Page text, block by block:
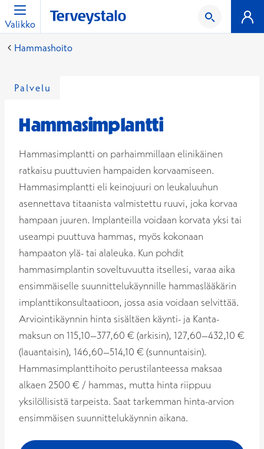
Valikko
Hammashoito
Palvelu
Hammasimplantti
Hammasimplantti on parhaimmillaan elinikäinen
ratkaisu puuttuvien hampaiden korvaamiseen.
Hammasimplantti eli keinojuuri on leukaluuhun
asennettava titaanista valmistettu ruuvi, joka korvaa
hampaan juuren. Implanteilla voidaan korvata yksi tai
useampi puuttuva hammas, myös kokonaan
hampaaton ylä- tai alaleuka. Kun pohdit
hammasimplantin soveltuvuutta itsellesi, varaa aika
ensimmäiselle suunnittelukäynnille hammaslääkärin
implanttikonsultaatioon, jossa asia voidaan selvittää.
Arviointikäynnin hinta sisältäen käynti- ja Kanta-
maksun on 115,10–377,60 € (arkisin), 127,60–432,10 €
(lauantaisin), 146,60–514,10 € (sunnuntaisin).
Hammasimplanttihoito perustilanteessa maksaa
alkaen 2500 € / hammas, mutta hinta riippuu
yksilöllisistä tarpeista. Saat tarkemman hinta-arvion
ensimmäisen suunnittelukäynnin aikana.